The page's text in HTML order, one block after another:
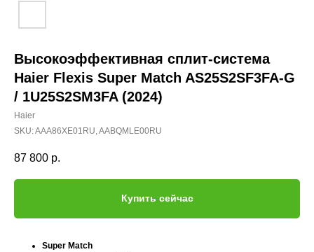
Высокоэффективная сплит-система
Haier Flexis Super Match AS25S2SF3FA-G
/ 1U25S2SM3FA (2024)
Haier
SKU:AAA86XE01RU, AABQMLE00RU
87 800 р.
Купить сейчас
Super Match